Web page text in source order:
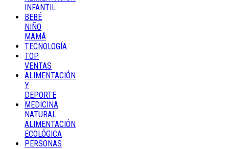
INFANTIL
BEBÉ
NIÑO
MAMÁ
TECNOLOGÍA
TOP
VENTAS
ALIMENTACIÓN
Y
DEPORTE
MEDICINA
NATURAL
ALIMENTACIÓN
ECOLÓGICA
PERSONAS